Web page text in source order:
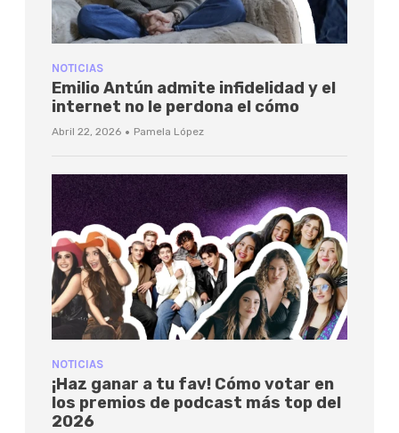
NOTICIAS
Emilio Antún admite infidelidad y el
internet no le perdona el cómo
Abril 22, 2026 · Pamela López
NOTICIAS
¡Haz ganar a tu fav! Cómo votar en
los premios de podcast más top del
2026